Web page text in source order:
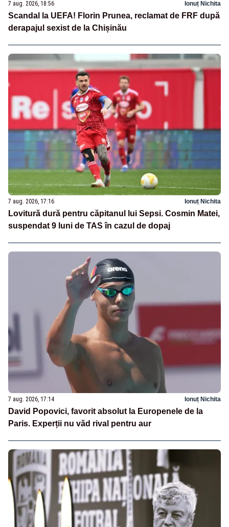
7 aug. 2026, 18:56 Ionuț Nichita
Scandal la UEFA! Florin Prunea, reclamat de FRF după
derapajul sexist de la Chișinău
7 aug. 2026, 17:16 Ionuț Nichita
Lovitură dură pentru căpitanul lui Sepsi. Cosmin Matei,
suspendat 9 luni de TAS în cazul de dopaj
7 aug. 2026, 17:14 Ionuț Nichita
David Popovici, favorit absolut la Europenele de la
Paris. Experții nu văd rival pentru aur